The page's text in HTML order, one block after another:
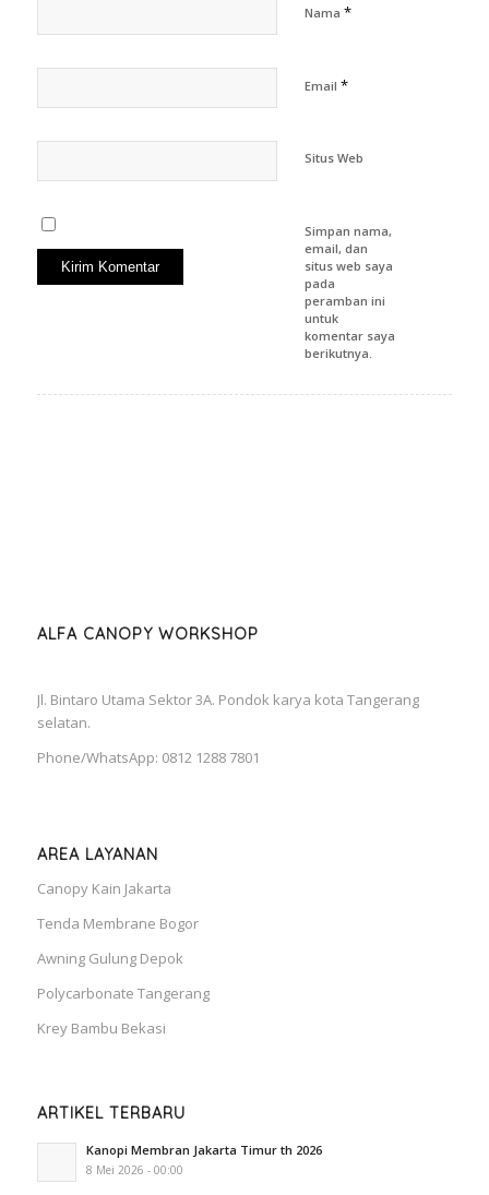
Nama *
Email *
Situs Web
Simpan nama,
email, dan
situs web saya
pada
peramban ini
untuk
komentar saya
berikutnya.
ALFA CANOPY WORKSHOP
Jl. Bintaro Utama Sektor 3A. Pondok karya kota Tangerang
selatan.
Phone/WhatsApp: 0812 1288 7801
AREA LAYANAN
Canopy Kain Jakarta
Tenda Membrane Bogor
Awning Gulung Depok
Polycarbonate Tangerang
Krey Bambu Bekasi
ARTIKEL TERBARU
Kanopi Membran Jakarta Timur th 2026
8 Mei 2026 - 00:00